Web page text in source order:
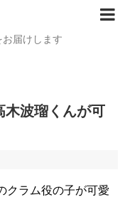
届けします
木波瑠くんが可
クラム役の子が可愛